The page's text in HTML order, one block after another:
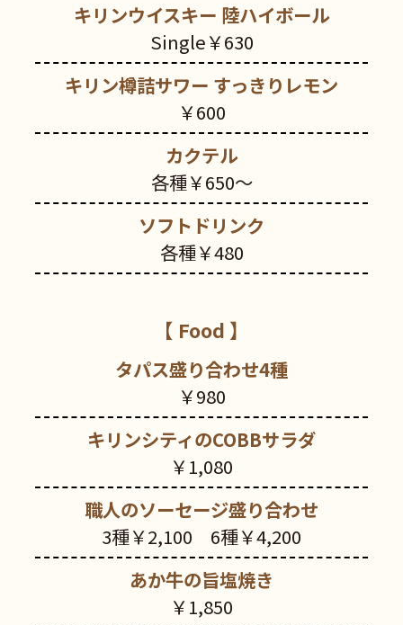
キリンウイスキー 陸ハイボール
Single￥630
キリン樽詰サワー すっきりレモン
￥600
カクテル
各種￥650～
ソフトドリンク
各種￥480
【 Food 】
タパス盛り合わせ4種
￥980
キリンシティのCOBBサラダ
￥1,080
職人のソーセージ盛り合わせ
3種￥2,100 6種￥4,200
あか牛の旨塩焼き
￥1,850